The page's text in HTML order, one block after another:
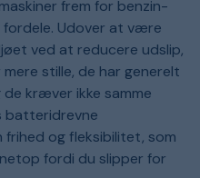
frem for benzin-
fordele. Udover at være
ved at reducere udslip,
stille, de har generelt
kræver ikke samme
batteridrevne
frihed og fleksibilitet, som
fordi du slipper for